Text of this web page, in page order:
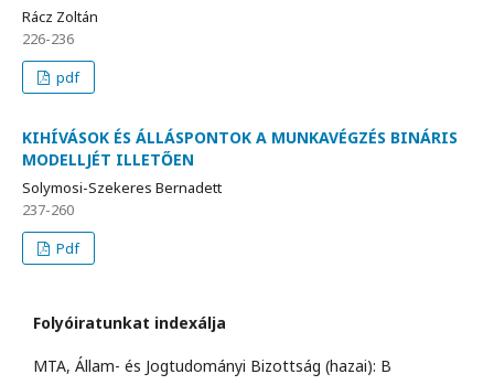
Rácz Zoltán
226-236
pdf
KIHÍVÁSOK ÉS ÁLLÁSPONTOK A MUNKAVÉGZÉS BINÁRIS
MODELLJÉT ILLETŐEN
Solymosi-Szekeres Bernadett
237-260
Pdf
Folyóiratunkat indexálja
MTA, Állam- és Jogtudományi Bizottság (hazai): B